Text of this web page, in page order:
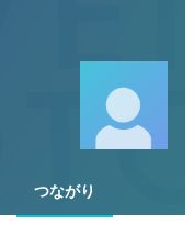
つながり